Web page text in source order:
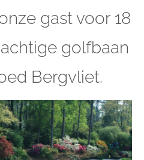
gast voor 18
golfbaan
Bergvliet.